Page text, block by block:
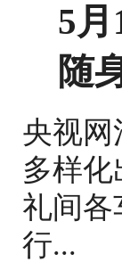
5
随
央视网
多样
礼间各
行...